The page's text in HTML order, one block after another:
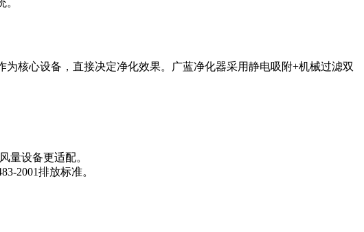
核心设备，直接决定净化效果。广蓝净化器采用静电吸附+机械过滤双
量设备更适配。
2001排放标准。